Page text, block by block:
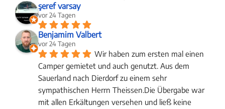
şeref varsay
vor 24 Tagen
Benjamim Valbert
vor 24 Tagen
Wir haben zum ersten mal einen
Camper gemietet und auch genutzt. Aus dem
Sauerland nach Dierdorf zu einem sehr
sympathischen Herrn Theissen.Die Übergabe war
mit allen Erkältungen versehen und ließ keine